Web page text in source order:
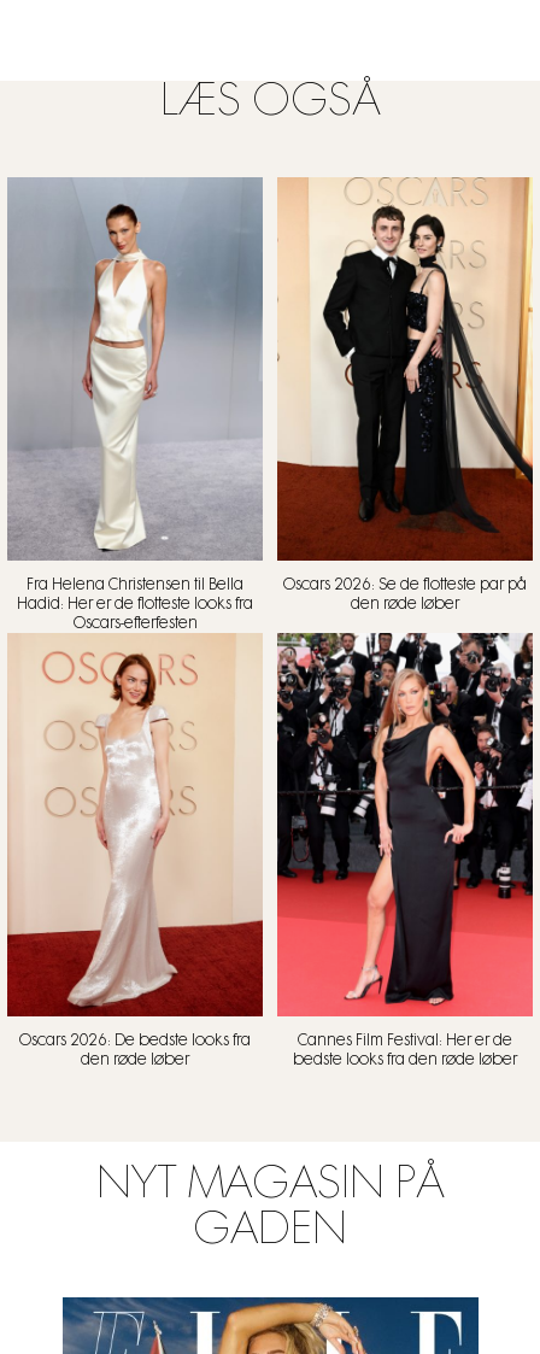
LÆS OGSÅ
Fra Helena Christensen til Bella
Hadid: Her er de flotteste looks fra
Oscars-efterfesten
Oscars 2026: Se de flotteste par på
den røde løber
Oscars 2026: De bedste looks fra
den røde løber
Cannes Film Festival: Her er de
bedste looks fra den røde løber
NYT MAGASIN PÅ
GADEN